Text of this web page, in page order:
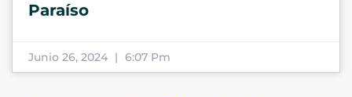
Paraíso
Junio 26, 2024 6:07 Pm